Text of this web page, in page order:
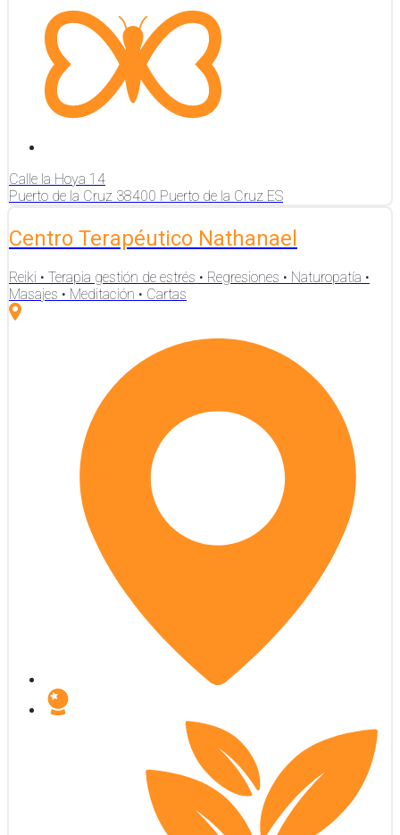
Calle la Hoya 14
Puerto de la Cruz 38400 Puerto de la Cruz ES
Centro Terapéutico Nathanael
Reiki • Terapia gestión de estrés • Regresiones • Naturopatía •
Masajes • Meditación • Cartas